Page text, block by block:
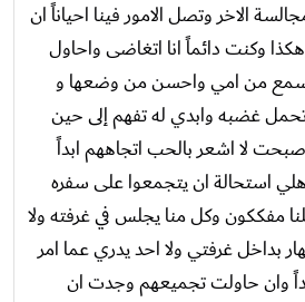
الاخر وتصل الامور فينا احياناً ان
وكنت دائماً انا اتغاضى واحاول
من امي واحسن من وضعها و
غضبه وابدي له تفهم إلى حين
لا اشعر بالحب اتجاههم ابداً
استحالة ان يتجمعوا على سفره
مفككون وكل منا يجلس في غرفته ولا
بداخل غرفتي ولا احد يدري عما امر
وان حاولت تجميعهم وجدت ان